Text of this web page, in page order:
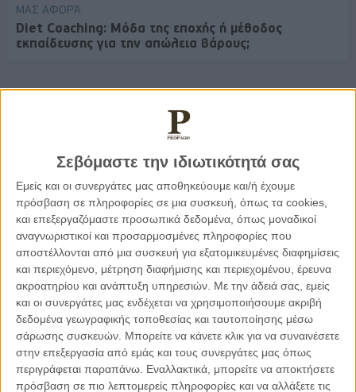
Σεβόμαστε την ιδιωτικότητά σας
Εμείς και οι συνεργάτες μας αποθηκεύουμε και/ή έχουμε
πρόσβαση σε πληροφορίες σε μια συσκευή, όπως τα cookies,
και επεξεργαζόμαστε προσωπικά δεδομένα, όπως μοναδικοί
αναγνωριστικοί και προσαρμοσμένες πληροφορίες που
αποστέλλονται από μια συσκευή για εξατομικευμένες διαφημίσεις
και περιεχόμενο, μέτρηση διαφήμισης και περιεχομένου, έρευνα
ακροατηρίου και ανάπτυξη υπηρεσιών. Με την άδειά σας, εμείς
και οι συνεργάτες μας ενδέχεται να χρησιμοποιήσουμε ακριβή
δεδομένα γεωγραφικής τοποθεσίας και ταυτοποίησης μέσω
σάρωσης συσκευών. Μπορείτε να κάνετε κλικ για να συναινέσετε
στην επεξεργασία από εμάς και τους συνεργάτες μας όπως
περιγράφεται παραπάνω. Εναλλακτικά, μπορείτε να αποκτήσετε
πρόσβαση σε πιο λεπτομερείς πληροφορίες και να αλλάξετε τις
ΜΑΣ ΑΦΟΡΆ
Diet Coaching: Μόδα της εποχής ή μέθοδος
εκπαίδευσης για την απώλεια βάρους;
Κέλλυ Καμπάκη
Κέλλυ Καμπάκη: Η μαμά της Έμμας
γράφει για την “ισόβια καταδίκη
της”
Γιάννης Πανούσης
Οι μόνοι αθώοι
Αντώνιος Ντακανάλης
Τέμπη: Η Κορυφή του Παγόβουνου